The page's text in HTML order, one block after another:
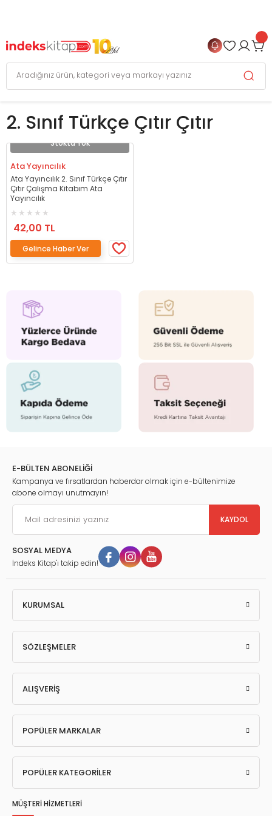
2. Sınıf Türkçe Çıtır Çıtır
Stokta Yok
Ata Yayıncılık
Ata Yayıncılık 2. Sınıf Türkçe Çıtır
Çıtır Çalışma Kitabım Ata
Yayıncılık
42,00 TL
Gelince Haber Ver
E-BÜLTEN ABONELİĞİ
Kampanya ve fırsatlardan haberdar olmak için e-bültenimize
abone olmayı unutmayın!
KAYDOL
SOSYAL MEDYA
İndeks Kitap'ı takip edin!
KURUMSAL
SÖZLEŞMELER
ALIŞVERİŞ
POPÜLER MARKALAR
POPÜLER KATEGORİLER
MÜŞTERİ HİZMETLERİ